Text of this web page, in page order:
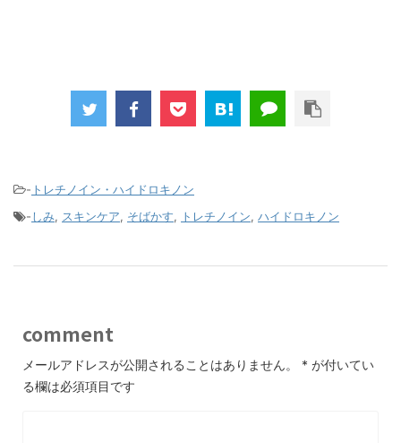
- トレチノイン・ハイドロキノン
-しみ, スキンケア, そばかす, トレチノイン, ハイドロキノン
comment
メールアドレスが公開されることはありません。 * が付いてい
る欄は必須項目です